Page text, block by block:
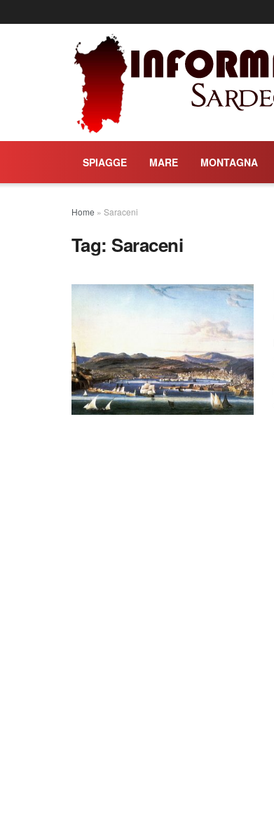
SPIAGGE MARE MONTAGNA
Home » Saraceni
Tag: Saraceni